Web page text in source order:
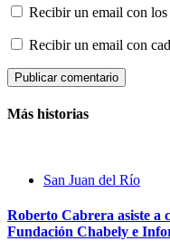
Recibir un email con los
Recibir un email con
Más historias
San Juan del Río
Roberto Cabrera asiste a
Fundación Chabely e